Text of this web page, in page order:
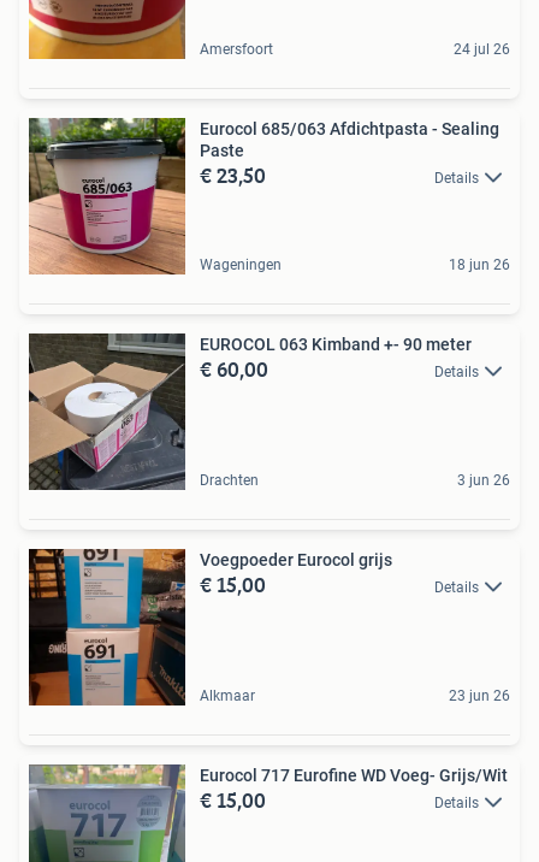
Amersfoort 24 jul 26
Eurocol 685/063 Afdichtpasta - Sealing
Paste
€ 23,50 Details
Wageningen 18 jun 26
EUROCOL 063 Kimband +- 90 meter
€ 60,00 Details
Drachten 3 jun 26
Voegpoeder Eurocol grijs
€ 15,00 Details
Alkmaar 23 jun 26
Eurocol 717 Eurofine WD Voeg- Grijs/Wit
€ 15,00 Details